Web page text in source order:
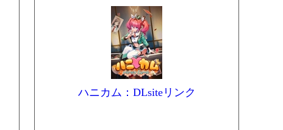
ハニカム：DLsiteリンク